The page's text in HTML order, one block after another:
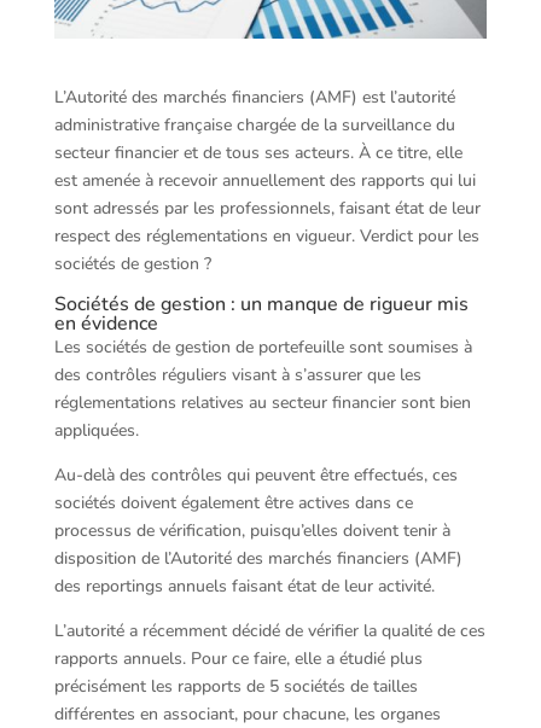
L’Autorité des marchés financiers (AMF) est l’autorité
administrative française chargée de la surveillance du
secteur financier et de tous ses acteurs. À ce titre, elle
est amenée à recevoir annuellement des rapports qui lui
sont adressés par les professionnels, faisant état de leur
respect des réglementations en vigueur. Verdict pour les
sociétés de gestion ?
Sociétés de gestion : un manque de rigueur mis
en évidence
Les sociétés de gestion de portefeuille sont soumises à
des contrôles réguliers visant à s’assurer que les
réglementations relatives au secteur financier sont bien
appliquées.
Au-delà des contrôles qui peuvent être effectués, ces
sociétés doivent également être actives dans ce
processus de vérification, puisqu’elles doivent tenir à
disposition de l’Autorité des marchés financiers (AMF)
des reportings annuels faisant état de leur activité.
L’autorité a récemment décidé de vérifier la qualité de ces
rapports annuels. Pour ce faire, elle a étudié plus
précisément les rapports de 5 sociétés de tailles
différentes en associant, pour chacune, les organes